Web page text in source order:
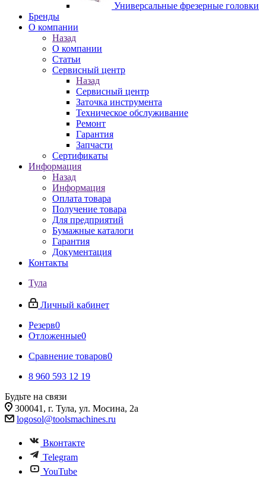
Универсальные фрезерные головки
Бренды
O компании
Назад
O компании
Статьи
Сервисный центр
Назад
Сервисный центр
Заточка инструмента
Техническое обслуживание
Ремонт
Гарантия
Запчасти
Сертификаты
Информация
Назад
Информация
Оплата товара
Получение товара
Для предприятий
Бумажные каталоги
Гарантия
Документация
Контакты
Тула
Личный кабинет
Резерв0
Отложенные0
Сравнение товаров0
8 960 593 12 19
Будьте на связи
300041, г. Тула, ул. Мосина, 2а
logosol@toolsmachines.ru
Вконтакте
Telegram
YouTube